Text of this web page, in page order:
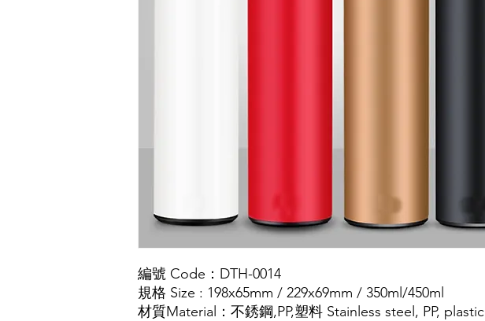
編號 Code： DTH-0014
規格 Size : 198x65mm / 229x69mm / 350ml/450ml
材質Material ： 不銹鋼,PP,塑料 Stainless steel, PP, plastic